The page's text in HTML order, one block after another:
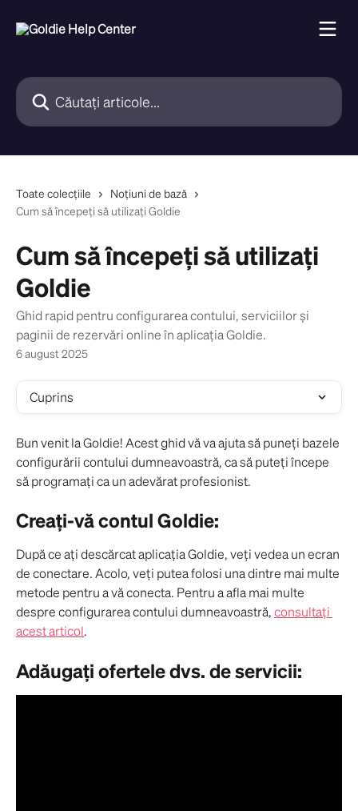
Căutați articole...
Toate colecțiile
Noțiuni de bază
Cum să începeți să utilizați Goldie
Cum să începeți să utilizați
Goldie
Ghid rapid pentru configurarea contului, serviciilor și
paginii de rezervări online în aplicația Goldie.
6 august 2025
Cuprins
Bun venit la Goldie! Acest ghid vă va ajuta să puneți bazele
configurării contului dumneavoastră, ca să puteți începe
să programați ca un adevărat profesionist.
Creați-vă contul Goldie:
După ce ați descărcat aplicația Goldie, veți vedea un ecran
de conectare. Acolo, veți putea folosi una dintre mai multe
metode pentru a vă conecta. Pentru a afla mai multe
despre configurarea contului dumneavoastră, consultați
acest articol.
Adăugați ofertele dvs. de servicii: